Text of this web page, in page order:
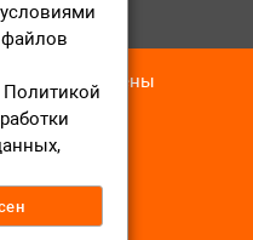
права защищены
Политикой